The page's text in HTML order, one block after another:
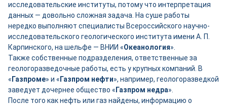
исследовательские институты, потому что интерпретация
данных — довольно сложная задача. На суше работы
нередко выполняют специалисты Всероссийского научно-
исследовательского геологического института имени А. П.
Карпинского, на шельфе — ВНИИ «Океанология».
Также собственные подразделения, ответственные за
геологоразведочные работы, есть у крупных компаний. В
« Газпроме» и « Газпром нефти», например, геологоразведкой
заведует дочернее общество « Газпром недра».
После того как нефть или газ найдены, информацию о